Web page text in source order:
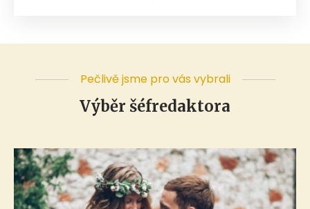
Pečlivě jsme pro vás vybrali
Výběr šéfredaktora